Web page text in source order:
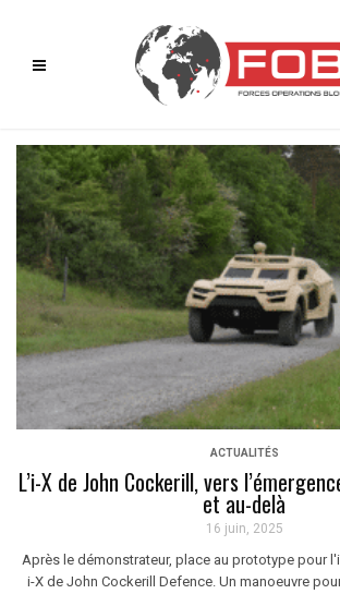
ACTUALITÉS
L’i-X de John Cockerill, vers
et au-delà
16 juin, 2025
Après le démonstrateur, place au prototype pour
i-X de John Cockerill Defence. Un manoeuvre